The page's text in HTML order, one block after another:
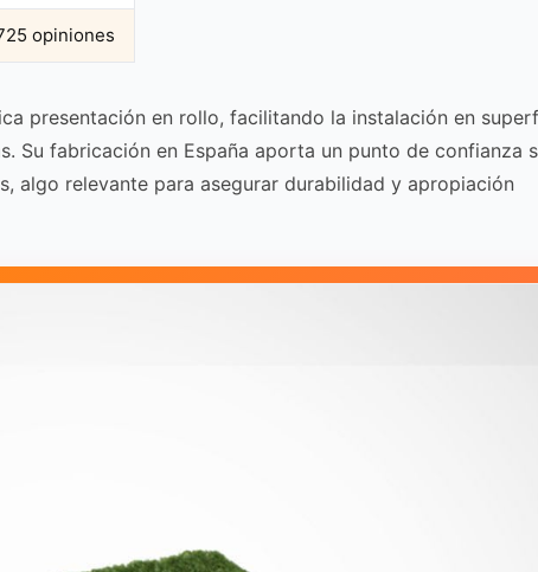
opiniones
presentación en rollo, facilitando la instalación en
Su fabricación en España aporta un punto de confianza
algo relevante para asegurar durabilidad y apropiación